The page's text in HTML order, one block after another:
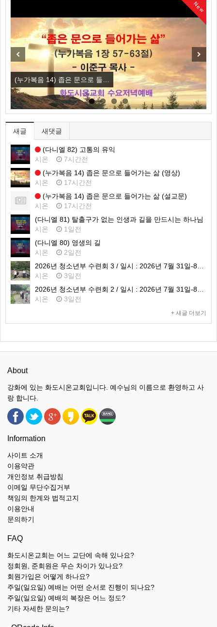
New
(누가복음 14) 좁은 문으로 들…
Next
새글 새댓글
(다니엘 82) 고통의 유익
시온
7시간전
(누가복음 14) 좁은 문으로 들어가는 삶 (영상)
시온
17시간전
(누가복음 14) 좁은 문으로 들어가는 삶 (설교문)
시온
17시간전
(다니엘 81) 탈출구가 없는 인생과 길을 만드시는 하나님
시온
1일전
(다니엘 80) 영생의 길
시온
2일전
2026년 청소년부 수련회 3 / 일시 : 2026년 7월 31일-8월 1일 / 장소 : 가평 필그림하우스
시온
3일전
2026년 청소년부 수련회 2 / 일시 : 2026년 7월 31일-8월 1일 / 장소 : 가평 필그림하우스
시온
3일전
+ 새글 더보기
About
강화에 있는 화도시온교회입니다. 예수님의 이름으로 환영하고 사
랑 합니다.
Information
사이트 소개
이용약관
개인정보 취급방침
이메일 무단수집거부
책임의 한계와 법적고지
이용안내
문의하기
FAQ
화도시온교회는 어느 교단에 속해 있나요?
정회원, 준회원은 무슨 차이가 있나요?
회원가입은 어떻게 하나요?
주일(일요일) 예배는 어떤 순서로 진행이 되나요?
주일(일요일) 예배의 복장은 어느 정도?
기타 자세한 문의는?